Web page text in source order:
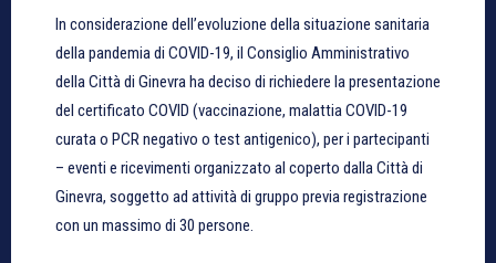
In considerazione dell’evoluzione della situazione sanitaria
della pandemia di COVID-19, il Consiglio Amministrativo
della Città di Ginevra ha deciso di richiedere la presentazione
del certificato COVID (vaccinazione, malattia COVID-19
curata o PCR negativo o test antigenico), per i partecipanti
– eventi e ricevimenti organizzato al coperto dalla Città di
Ginevra, soggetto ad attività di gruppo previa registrazione
con un massimo di 30 persone.